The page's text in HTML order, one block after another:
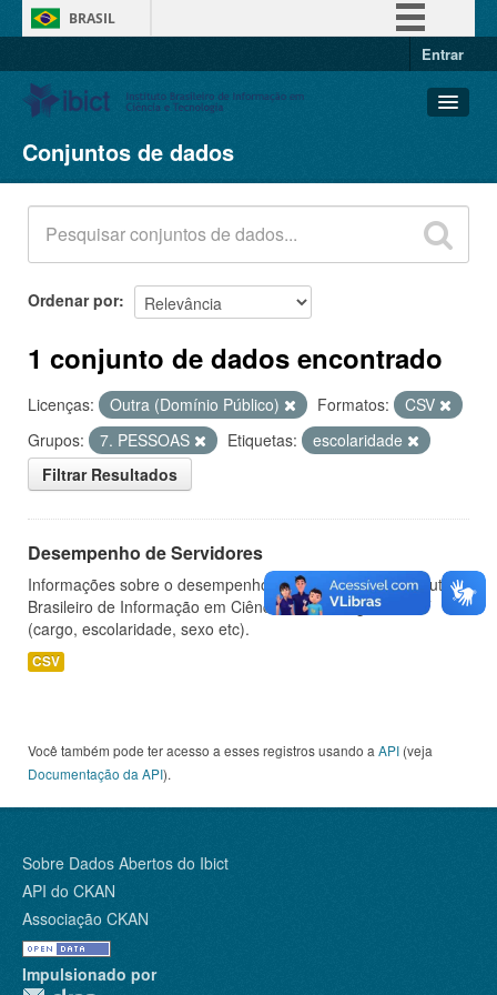
BRASIL
Entrar
Conjuntos de dados
Organizações
Grupos
Sobre
Conjuntos de dados
Ordenar por
1 conjunto de dados encontrado
Licenças: Outra (Domínio Público) Formatos:
CSV
Grupos:
7. PESSOAS Etiquetas:
escolaridade
Filtrar Resultados
Desempenho de Servidores
Informações sobre o desempenho de servidores do Instituto
Brasileiro de Informação em Ciência e Tecnologia - IBICT
(cargo, escolaridade, sexo etc).
CSV
Você também pode ter acesso a esses registros usando a API (veja
Documentação da API).
Sobre Dados Abertos do Ibict
API do CKAN
Associação CKAN
Impulsionado por